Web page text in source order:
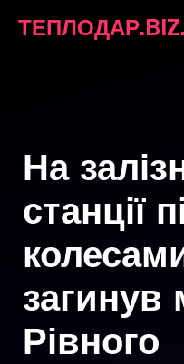
На
станції
загинув
Рівного